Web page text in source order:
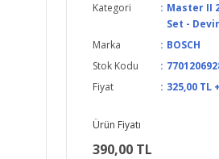
Kategori Master II
Set -
Marka
BOSCH
Stok Kodu
Fiyat
325,00 TL
Ürün Fiyatı
390,00 TL